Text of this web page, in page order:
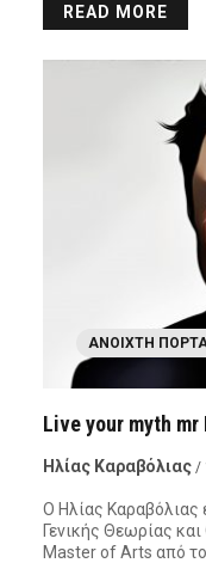
READ MORE
ΑΝΟΙΧΤΉ
Live your myth mr
Ηλίας Καραβόλιας /
Ο Ηλίας Καραβόλιας
Γενικής Θεωρίας
Master of Arts από